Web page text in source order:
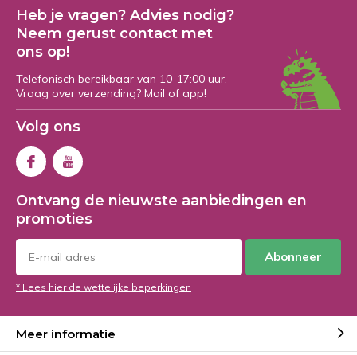
Heb je vragen? Advies nodig?
Neem gerust contact met
ons op!
Telefonisch bereikbaar van 10-17:00 uur.
Vraag over verzending? Mail of app!
Volg ons
Ontvang de nieuwste aanbiedingen en
promoties
Abonneer
* Lees hier de wettelijke beperkingen
Meer informatie